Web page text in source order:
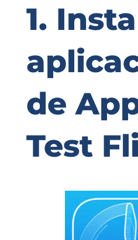
1.
de
Test